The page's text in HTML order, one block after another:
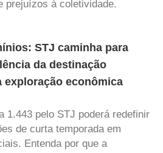
prejuízos à coletividade.
STJ caminha para
da destinação
exploração econômica
1.443 pelo STJ poderá redefinir
de curta temporada em
Entenda por que a